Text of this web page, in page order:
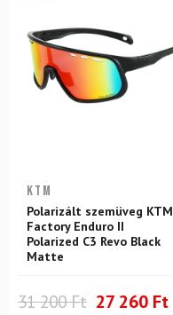
KTM
Polarizált szemüveg KTM
Factory Enduro II
Polarized C3 Revo Black
Matte
31 200 Ft 27 260 Ft